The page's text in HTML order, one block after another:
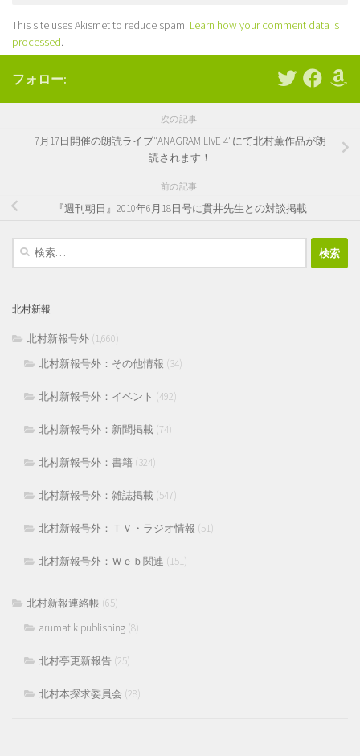
This site uses Akismet to reduce spam. Learn how your comment data is
processed.
フォロー:
次の記事
7月17日開催の朗読ライブ"ANAGRAM LIVE 4"にて北村薫作品が朗
読されます！
前の記事
『週刊朝日』2010年6月18日号に貫井先生との対談掲載
検
北村新報
北村新報号外 (1,660)
北村新報号外：その他情報 (34)
北村新報号外：イベント (492)
北村新報号外：新聞掲載 (74)
北村新報号外：書籍 (324)
北村新報号外：雑誌掲載 (547)
北村新報号外：ＴＶ・ラジオ情報 (51)
北村新報号外：Ｗｅｂ関連 (151)
北村新報連絡帳 (65)
arumatik publishing (8)
北村亭更新報告 (25)
北村本探求委員会 (28)